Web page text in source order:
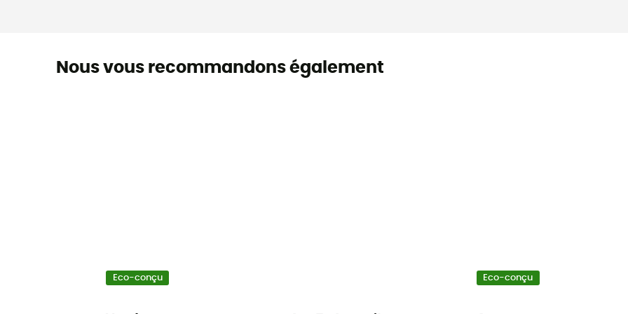
Nous vous recommandons également
Eco-conçu Eco-conçu